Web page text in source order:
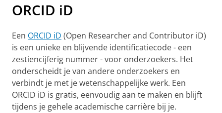
ORCID iD
Een ORCID iD (Open Researcher and Contributor iD)
is een unieke en blijvende identificatiecode - een
zestiencijferig nummer - voor onderzoekers. Het
onderscheidt je van andere onderzoekers en
verbindt je met je wetenschappelijke werk. Een
ORCID iD is gratis, eenvoudig aan te maken en blijft
tijdens je gehele academische carrière bij je.